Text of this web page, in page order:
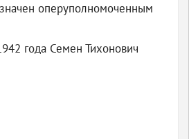
оперуполномоченным
года Семен Тихонович